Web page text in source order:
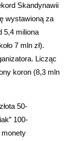
Skandynawii
wystawioną za
5,4 miliona
7 mln zł).
Licząc
koron (8,3 mln
50-
100-
monety